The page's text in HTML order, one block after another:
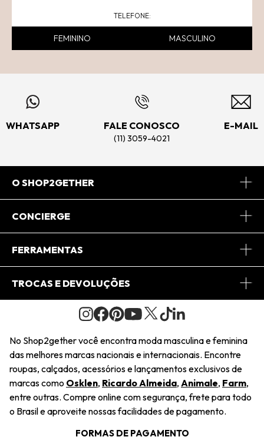
FEMININO MASCULINO
WHATSAPP FALE CONOSCO
(11) 3059-4021
E-MAIL
O SHOP2GETHER
Sobre Nós
Journal
Saiu na Mídia
Sustentabilidade
Navegando
CONCIERGE
Central de Relacionamento
Regulamento e Promoções
FERRAMENTAS
Minha Conta
Pedido de Presente
Wishlist
TROCAS E DEVOLUÇÕES
Condições Gerais
Troca Fácil
Restituição de Pagamento
Dúvidas Frequentes
Termos e Condições
No Shop2gether você encontra moda masculina e feminina
das melhores marcas nacionais e internacionais. Encontre
roupas, calçados, acessórios e lançamentos exclusivos de
marcas como Osklen, Ricardo Almeida, Animale, Farm,
entre outras. Compre online com segurança, frete para todo
o Brasil e aproveite nossas facilidades de pagamento.
FORMAS DE PAGAMENTO